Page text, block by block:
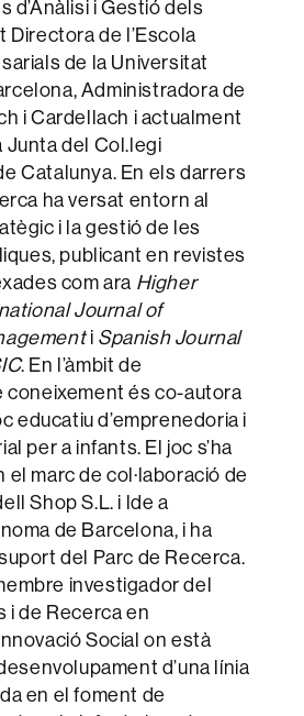
d’Anàlisi i Gestió dels
de l’Escola
de la Universitat
Administradora de
i Cardellach i actualment
Junta del Col.legi
Catalunya. En els darrers
ha versat entorn al
i la gestió de les
publicant en revistes
com ara Higher
Journal of
i Spanish Journal
. En l’àmbit de
és co-autora
educatiu d’emprenedoria i
per a infants. El joc s’ha
marc de col·laboració de
Shop S.L. i lde a
de Barcelona, i ha
del Parc de Recerca.
investigador del
i de Recerca en
Social on està
d’una línia
en el foment de